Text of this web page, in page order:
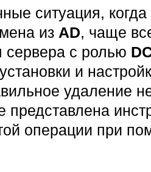
ситуация,
из AD, чаще
сервера с ролью
и
удаление
представлена
операции при